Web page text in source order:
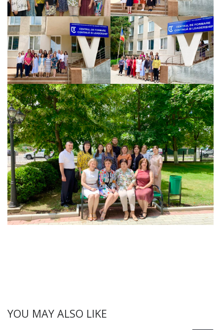
YOU MAY ALSO LIKE